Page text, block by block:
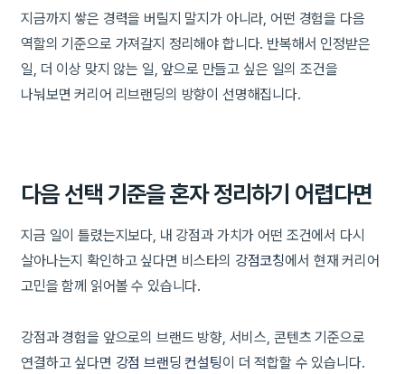
지금까지 쌓은 경력을 버릴지 말지가 아니라, 어떤 경험을 다음
역할의 기준으로 가져갈지 정리해야 합니다. 반복해서 인정받은
일, 더 이상 맞지 않는 일, 앞으로 만들고 싶은 일의 조건을
나눠보면 커리어 리브랜딩의 방향이 선명해집니다.
다음 선택 기준을 혼자 정리하기 어렵다면
지금 일이 틀렸는지보다, 내 강점과 가치가 어떤 조건에서 다시
살아나는지 확인하고 싶다면 비스타의 강점코칭에서 현재 커리어
고민을 함께 읽어볼 수 있습니다.
강점과 경험을 앞으로의 브랜드 방향, 서비스, 콘텐츠 기준으로
연결하고 싶다면 강점 브랜딩 컨설팅이 더 적합할 수 있습니다.